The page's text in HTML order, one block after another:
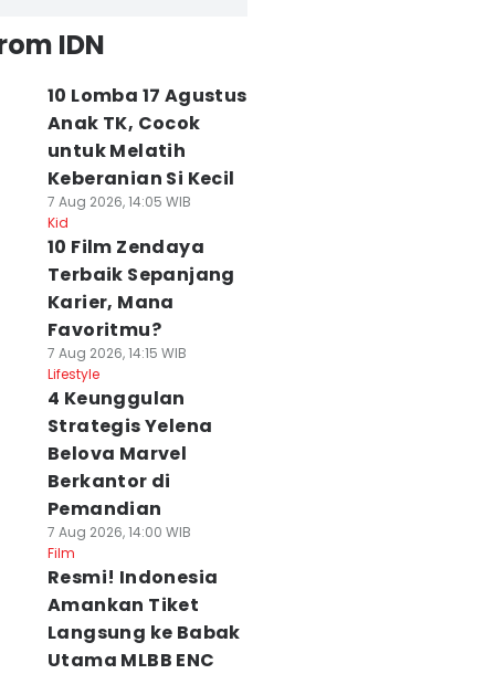
IDN
10 Lomba 17 Agustus
Anak TK, Cocok
untuk Melatih
Keberanian Si Kecil
7 Aug 2026, 14:05 WIB
Kid
10 Film Zendaya
Terbaik Sepanjang
Karier, Mana
Favoritmu?
7 Aug 2026, 14:15 WIB
Lifestyle
4 Keunggulan
Strategis Yelena
Belova Marvel
Berkantor di
Pemandian
7 Aug 2026, 14:00 WIB
Film
Resmi! Indonesia
Amankan Tiket
Langsung ke Babak
Utama MLBB ENC